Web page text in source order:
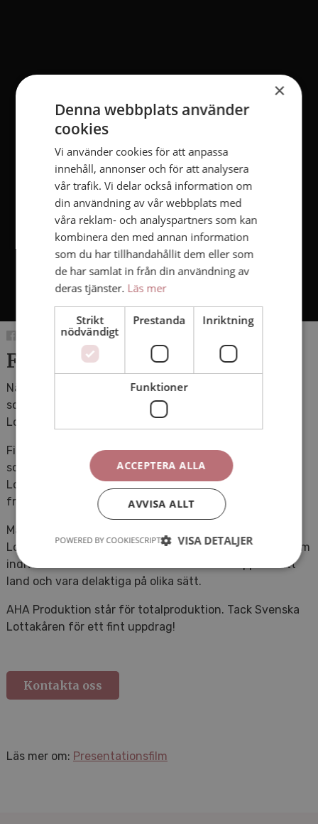
Film till Lottakårens jubileum
När Svenska Lottakåren fyllde 100 år ville de ha en film
som hyllar kåren men också gav en bild av vad
Lottakåren är idag.
Filmen syfte var att skapa stolthet för den rika historia
som Lottakåren har men också visa på den viktiga roll
Lottakåren har i samhället och kommer att ha i
framtiden.
Målet med filmen var att fler skulle engagera sig som
Lottor och känna att det finns mycket man kan göra som
individ – alla kvinnor kan vara med och stå upp för sitt
land och vara delaktiga på olika sätt.
AHA Produktion står för totalproduktion. Tack Svenska
Lottakåren för ett fint uppdrag!
Kontakta oss
Läs mer om: Presentationsfilm
×
Denna webbplats använder
cookies
Vi använder cookies för att anpassa
innehåll, annonser och för att analysera
vår trafik. Vi delar också information om
din användning av vår webbplats med
våra reklam- och analyspartners som kan
kombinera den med annan information
som du har tillhandahållit dem eller som
de har samlat in från din användning av
deras tjänster. Läs mer
Strikt
nödvändigt
Prestanda Inriktning
Funktioner
ACCEPTERA ALLA
AVVISA ALLT
VISA DETALJER
POWERED BY COOKIESCRIPT